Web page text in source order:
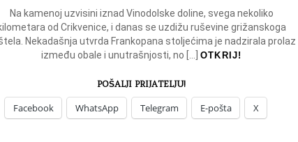
Na kamenoj uzvisini iznad Vinodolske doline, svega nekoliko
od Crikvenice, i danas se uzdižu ruševine grižanskoga
Nekadašnja utvrda Frankopana stoljećima je nadzirala prolaz
između obale i unutrašnjosti, no […] OTKRIJ!
POŠALJI PRIJATELJU!
Facebook WhatsApp Telegram E-pošta X